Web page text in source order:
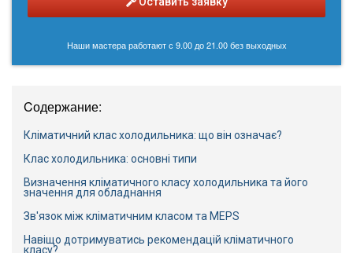
Cодержание:
Кліматичний клас холодильника: що він означає?
Клас холодильника: основні типи
Визначення кліматичного класу холодильника та його
значення для обладнання
Зв'язок між кліматичним класом та MEPS
Навіщо дотримуватись рекомендацій кліматичного
класу?
Наши мастера работают с 9.00 до 21.00 без выходных